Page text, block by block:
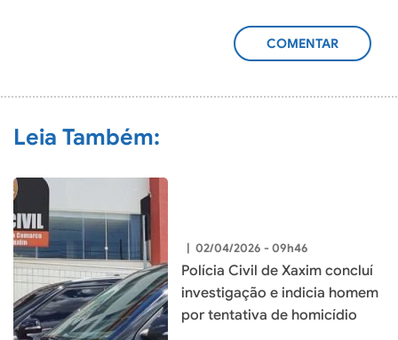
ADICIONAR
Leia Também:
| 02/04/2026 - 09h46
Polícia Civil de Xaxim concluí
investigação e indicia homem
por tentativa de homicídio